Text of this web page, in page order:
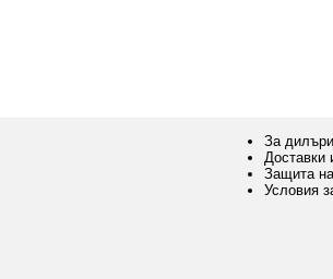
За дилъри
Доставки
Защита
Условия